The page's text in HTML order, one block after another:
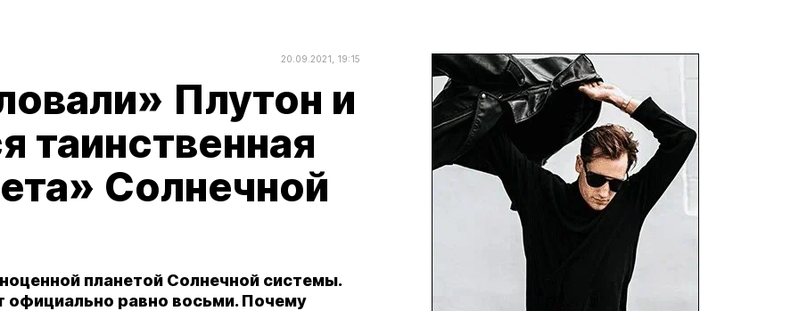
20.09.2021, 19:15
Плутон и
таинственная
Солнечной
планетой Солнечной системы.
официально равно восьми. Почему